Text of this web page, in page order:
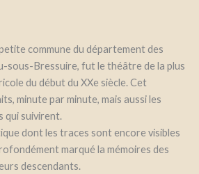
commune du département des
sous-Bressuire, fut le théâtre de la plus
du début du XXe siècle. Cet
minute par minute, mais aussi les
qui suivirent.
dont les traces sont encore visibles
marqué la mémoires des
descendants.